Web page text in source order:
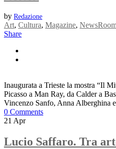
by Redazione
Art, Cultura, Magazine,
Share
Inaugurata a Trieste la mostra “Il
Picasso a Man Ray, da Calder a
Vincenzo Sanfo, Anna Alberghina
0 Comments
21 Apr
Lucio Saffaro. Tra